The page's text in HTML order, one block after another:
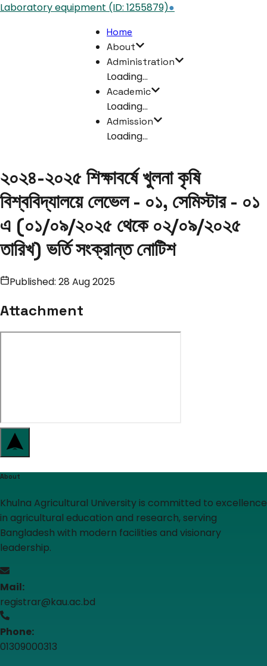
Laboratory equipment (ID: 1255879)●
Home
About
Administration
Loading...
Academic
Loading...
Admission
Loading...
২০২৪-২০২৫ শিক্ষাবর্ষে খুলনা কৃষি
বিশ্ববিদ্যালয়ে লেভেল - ০১, সেমিস্টার - ০১
এ (০১/০৯/২০২৫ থেকে ০২/০৯/২০২৫
তারিখ) ভর্তি সংক্রান্ত নোটিশ
Published: 28 Aug 2025
Attachment
About
Khulna Agricultural University is committed to excellence
in agricultural education and research, serving
Bangladesh with modern facilities and visionary
leadership.
Mail:
registrar@kau.ac.bd
Phone:
01309000313